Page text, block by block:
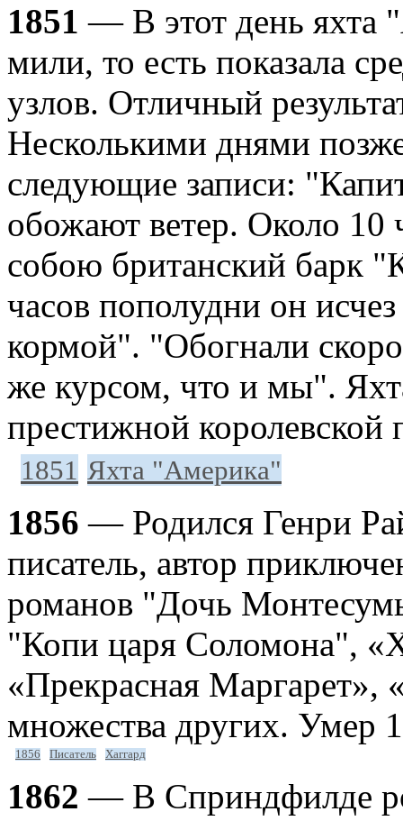
1851 — В этот день яхта
мили, то есть показала
узлов. Отличный
Несколькими днями
следующие записи:
обожают ветер. Около 10
собою британский барк
часов пополудни он
кормой". "Обогнали
же курсом, что и мы".
престижной королевской
1851 Яхта "Америка"
1856 — Родился Генри
писатель, автор
романов "Дочь
"Копи царя Соломона",
«Прекрасная Маргарет»,
множества других. Умер
1856 Писатель Хаггард
1862 — В Сприндфилде